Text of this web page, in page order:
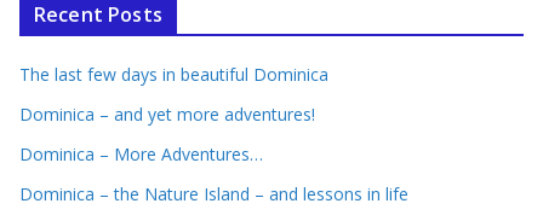
Recent Posts
The last few days in beautiful Dominica
Dominica – and yet more adventures!
Dominica – More Adventures…
Dominica – the Nature Island – and lessons in life